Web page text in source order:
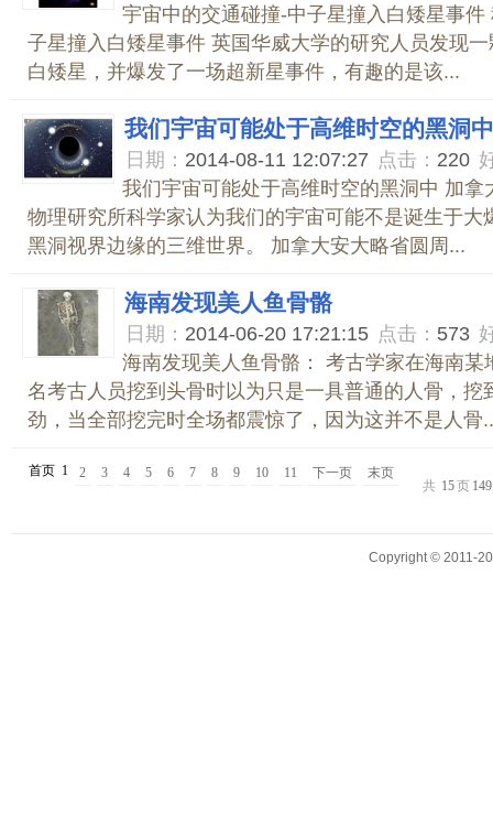
宇宙中的交通碰撞-中子星撞入白矮星事
子星撞入白矮星事件 英国华威大学的研究人员发现
白矮星，并爆发了一场超新星事件，有趣的是该...
我们宇宙可能处于高维时空的黑洞中
日期： 2014-08-11 12:07:27 点击： 220
我们宇宙可能处于高维时空的黑洞中 加拿
物理研究所科学家认为我们的宇宙可能不是诞生于大
黑洞视界边缘的三维世界。 加拿大安大略省圆周...
海南发现美人鱼骨骼
日期： 2014-06-20 17:21:15 点击： 573
海南发现美人鱼骨骼： 考古学家在海南某
名考古人员挖到头骨时以为只是一具普通的人骨，挖
劲，当全部挖完时全场都震惊了，因为这并不是人骨
首页 1 2 3 4 5 6 7 8 9 10 11 下一页
末页
共 15页 149
Copyright © 2011-